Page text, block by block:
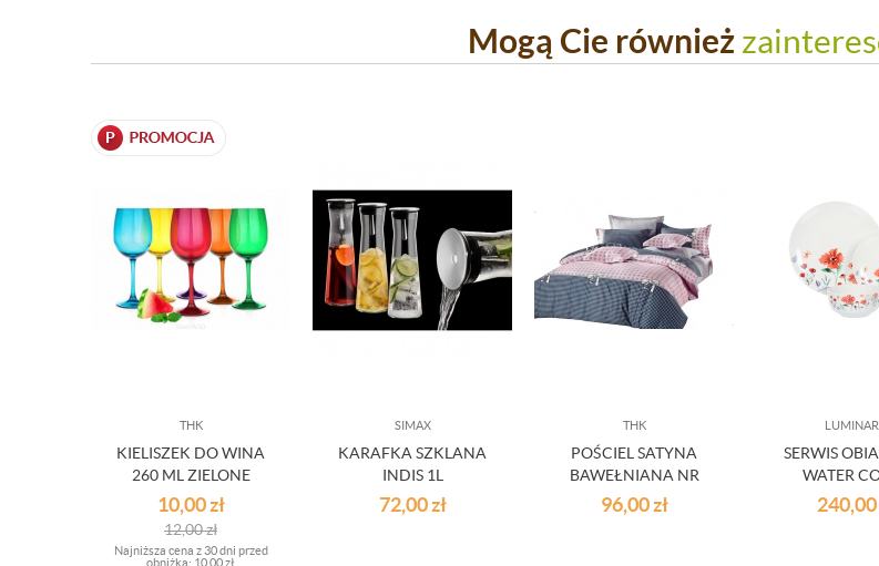
Mogą Cie również
THK
KIELISZEK DO WINA
260 ML ZIELONE
OUTLET
10,00zł
12,00zł
Najniższa cena z 30 dni przed
obniżką: 10,00 zł
SIMAX
KARAFKA SZKLANA
INDIS 1L
72,00zł
THK
POŚCIEL SATYNA
BAWEŁNIANA NR
A1007
96,00zł
SERWIS
WATER
240,00